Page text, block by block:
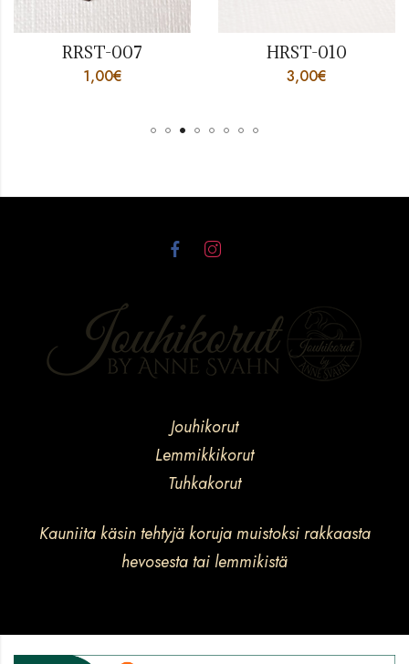
RRST-007
1,00€
HRST-010
3,00€
Jouhikorut
Lemmikkikorut
Tuhkakorut
Kauniita käsin tehtyjä koruja muistoksi rakkaasta
hevosesta tai lemmikistä